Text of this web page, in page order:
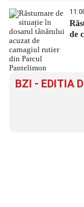
de
BZI - EDITIA